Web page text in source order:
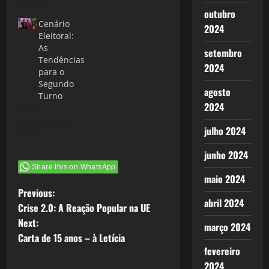
Cenário
Eleitoral:
As
Tendências
para o
Segundo
Turno
Share this on WhatsApp
P
o
s
Previous:
Crise 2.0: A Reação Popular na UE
Next:
Carta de 15 anos – à Letícia
outubro
2024
setembro
2024
agosto
2024
julho 2024
junho 2024
maio 2024
abril 2024
março 2024
fevereiro
2024